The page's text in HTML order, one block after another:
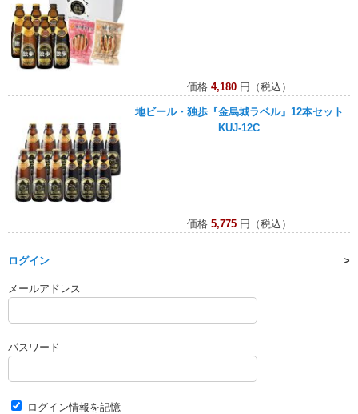
価格 4,180円（税込）
地ビール・独歩『金烏城ラベル』12本セット
KUJ-12C
価格 5,775円（税込）
ログイン
メールアドレス
パスワード
ログイン情報を記憶